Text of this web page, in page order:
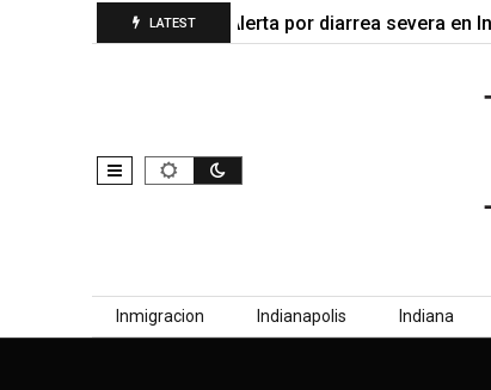
LATEST
infección que… Alerta por diarrea severa en
Skip to content
Inmigracion Indianapolis Indiana